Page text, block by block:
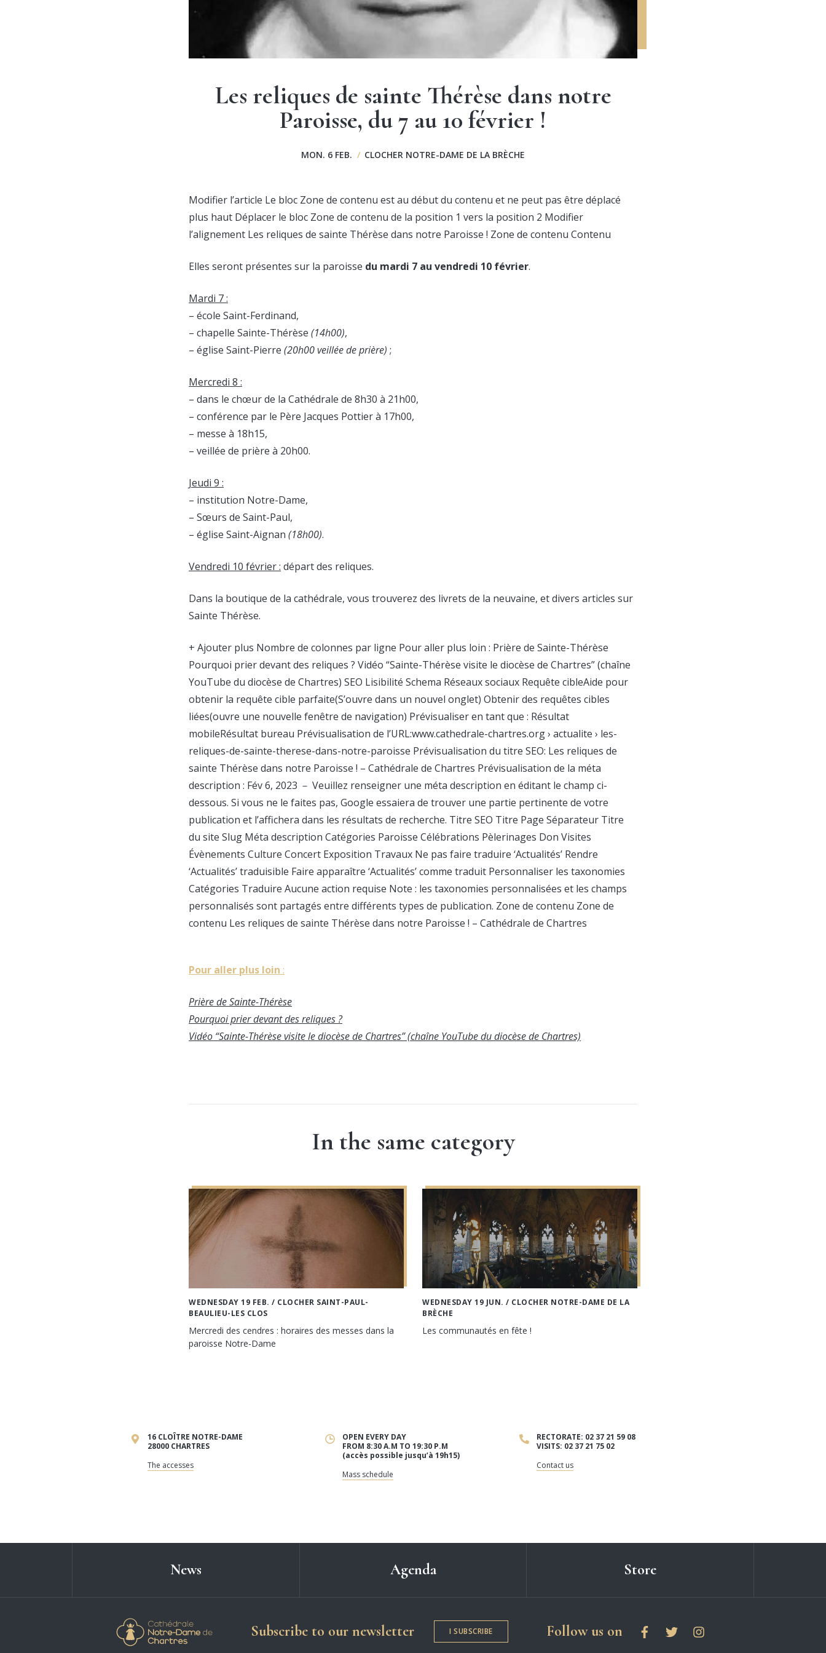
Les reliques de sainte Thérèse dans notre
Paroisse, du 7 au 10 février !
MON. 6 FEB. / CLOCHER NOTRE-DAME DE LA BRÈCHE
Modifier l’article Le bloc Zone de contenu est au début du contenu et ne peut pas être déplacé
plus haut Déplacer le bloc Zone de contenu de la position 1 vers la position 2 Modifier
l’alignement Les reliques de sainte Thérèse dans notre Paroisse ! Zone de contenu Contenu
Elles seront présentes sur la paroisse du mardi 7 au vendredi 10 février.
Mardi 7 :
– école Saint-Ferdinand,
– chapelle Sainte-Thérèse (14h00),
– église Saint-Pierre (20h00 veillée de prière) ;
Mercredi 8 :
– dans le chœur de la Cathédrale de 8h30 à 21h00,
– conférence par le Père Jacques Pottier à 17h00,
– messe à 18h15,
– veillée de prière à 20h00.
Jeudi 9 :
– institution Notre-Dame,
– Sœurs de Saint-Paul,
– église Saint-Aignan (18h00).
Vendredi 10 février : départ des reliques.
Dans la boutique de la cathédrale, vous trouverez des livrets de la neuvaine, et divers articles sur
Sainte Thérèse.
+ Ajouter plus Nombre de colonnes par ligne Pour aller plus loin : Prière de Sainte-Thérèse
Pourquoi prier devant des reliques ? Vidéo “Sainte-Thérèse visite le diocèse de Chartres” (chaîne
YouTube du diocèse de Chartres) SEO Lisibilité Schema Réseaux sociaux Requête cibleAide pour
obtenir la requête cible parfaite(S’ouvre dans un nouvel onglet) Obtenir des requêtes cibles
liées(ouvre une nouvelle fenêtre de navigation) Prévisualiser en tant que : Résultat
mobileRésultat bureau Prévisualisation de l’URL:www.cathedrale-chartres.org › actualite › les-
reliques-de-sainte-therese-dans-notre-paroisse Prévisualisation du titre SEO: Les reliques de
sainte Thérèse dans notre Paroisse ! – Cathédrale de Chartres Prévisualisation de la méta
description : Fév 6, 2023 － Veuillez renseigner une méta description en éditant le champ ci-
dessous. Si vous ne le faites pas, Google essaiera de trouver une partie pertinente de votre
publication et l’affichera dans les résultats de recherche. Titre SEO Titre Page Séparateur Titre
du site Slug Méta description Catégories Paroisse Célébrations Pèlerinages Don Visites
Évènements Culture Concert Exposition Travaux Ne pas faire traduire ‘Actualités’ Rendre
‘Actualités’ traduisible Faire apparaître ‘Actualités’ comme traduit Personnaliser les taxonomies
Catégories Traduire Aucune action requise Note : les taxonomies personnalisées et les champs
personnalisés sont partagés entre différents types de publication. Zone de contenu Zone de
contenu Les reliques de sainte Thérèse dans notre Paroisse ! – Cathédrale de Chartres
Pour aller plus loin :
Prière de Sainte-Thérèse
Pourquoi prier devant des reliques ?
Vidéo “Sainte-Thérèse visite le diocèse de Chartres” (chaîne YouTube du diocèse de Chartres)
In the same category
WEDNESDAY 19 FEB. / CLOCHER SAINT-PAUL-
BEAULIEU-LES CLOS
Mercredi des cendres : horaires des messes dans la
paroisse Notre-Dame
WEDNESDAY 19 JUN. / CLOCHER NOTRE-DAME DE LA
BRÈCHE
Les communautés en fête !
16 CLOÎTRE NOTRE-DAME
28000 CHARTRES
The accesses
OPEN EVERY DAY
FROM 8:30 A.M TO 19:30 P.M
(accès possible jusqu’à 19h15)
Mass schedule
RECTORATE: 02 37 21 59 08
VISITS: 02 37 21 75 02
Contact us
News Agenda Store
Cathédrale Notre-Dame de Chartres
Subscribe to our newsletter I SUBSCRIBE Follow us on social networks
FacebookTwitterInstagram